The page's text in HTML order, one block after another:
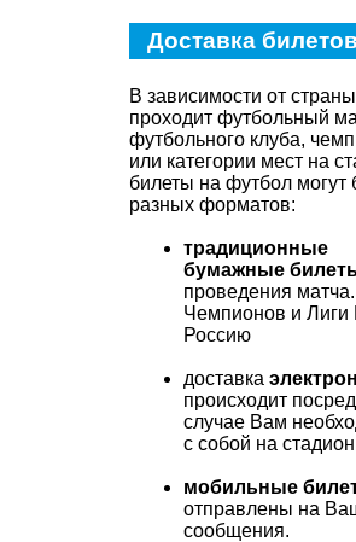
Доставка
В зависимости от
проходит футбольный
футбольного клуба,
или категории мест на
билеты на футбол могут
разных форматов:
традиционные
бумажные
проведения
Чемпионов и Лиги
Россию
доставка
происходит
случае Вам
с собой на стадион
мобильные
отправлены на
сообщения.